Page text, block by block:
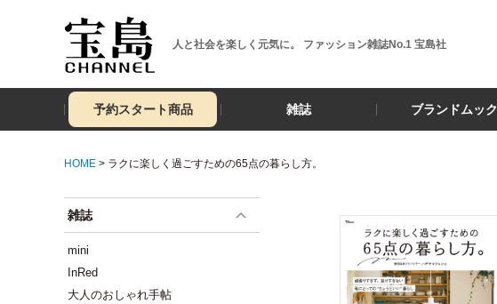
人と社会を楽しく元気に。 ファッション雑誌No.1 宝島社
予約スタート商品 雑誌 ブランドムック
HOME > ラクに楽しく過ごすための65点の暮らし方。
雑誌
mini
InRed
大人のおしゃれ手帖